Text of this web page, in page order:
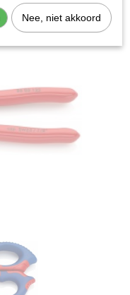
Nee, niet akkoord